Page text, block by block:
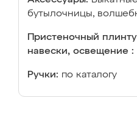
бутылочницы,
Пристеночный
навески, освещение :
Ручки: по каталогу